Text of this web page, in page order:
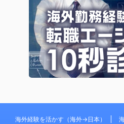
海外経験を活かす（海外→日本）